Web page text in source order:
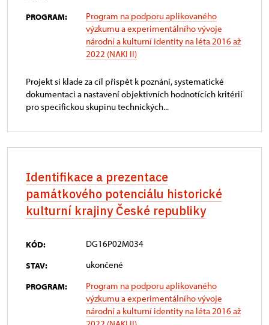
PROGRAM:
Program na podporu aplikovaného
výzkumu a experimentálního vývoje
národní a kulturní identity na léta 2016 až
2022 (NAKI II)
Projekt si klade za cíl přispět k poznání, systematické
dokumentaci a nastavení objektivních hodnotících kritérií
pro specifickou skupinu technických...
Identifikace a prezentace
památkového potenciálu historické
kulturní krajiny České republiky
KÓD: DG16P02M034
STAV: ukončené
PROGRAM:
Program na podporu aplikovaného
výzkumu a experimentálního vývoje
národní a kulturní identity na léta 2016 až